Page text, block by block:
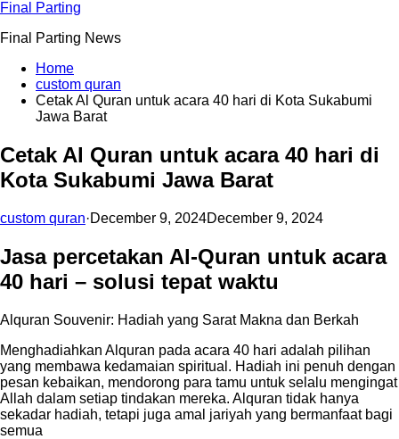
Skip
content
Final Parting
Final Parting News
Home
custom quran
Cetak Al Quran untuk acara 40 hari di Kota Sukabumi
Jawa Barat
Cetak Al Quran untuk acara 40 hari di
Kota Sukabumi Jawa Barat
custom quran·December 9, 2024December 9, 2024
Jasa percetakan Al-Quran untuk acara
40 hari – solusi tepat waktu
Alquran Souvenir: Hadiah yang Sarat Makna dan Berkah
Menghadiahkan Alquran pada acara 40 hari adalah pilihan
yang membawa kedamaian spiritual. Hadiah ini penuh dengan
pesan kebaikan, mendorong para tamu untuk selalu mengingat
Allah dalam setiap tindakan mereka. Alquran tidak hanya
sekadar hadiah, tetapi juga amal jariyah yang bermanfaat bagi
semua